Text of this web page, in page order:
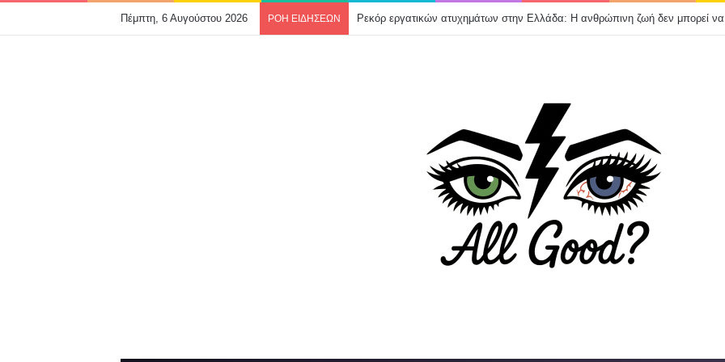
Πέμπτη, 6 Αυγούστου 2026 ΡΟΗ ΕΙΔΗΣΕΩΝ 27 ΤΕΑ, 55.000 ασφαλισμένοι και 2,859 δισ. ευρώ σε αποθεματικά